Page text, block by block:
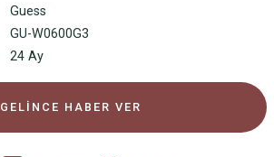
Guess
GU-W0600G3
24 Ay
GELİNCE HABER VER